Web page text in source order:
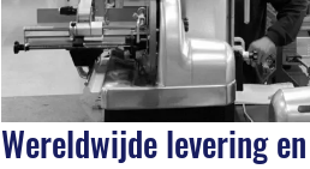
Wereldwijde levering